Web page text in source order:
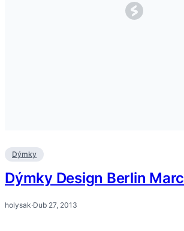
Dýmky
Dýmky Design Berlin
holysak·Dub 27, 2013